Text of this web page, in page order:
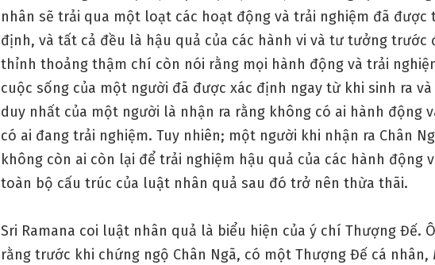
nhân sẽ trải qua một loạt các hoạt động và trải nghiệm đã được
định, và tất cả đều là hậu quả của các hành vi và tư tưởng trước
thỉnh thoảng thậm chí còn nói rằng mọi hành động và trải
cuộc sống của một người đã được xác định ngay từ khi sinh ra
duy nhất của một người là nhận ra rằng không có ai hành động
có ai đang trải nghiệm. Tuy nhiên; một người khi nhận ra Chân
không còn ai còn lại để trải nghiệm hậu quả của các hành động
toàn bộ cấu trúc của luật nhân quả sau đó trở nên thừa thãi.
Sri Ramana coi luật nhân quả là biểu hiện của ý chí Thượng Đế.
rằng trước khi chứng ngộ Chân Ngã, có một Thượng Đế cá nhân,